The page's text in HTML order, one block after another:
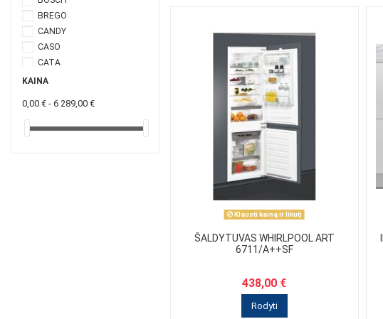
Klausti kainą ir likutį
ŠALDYTUVAS WHIRLPOOL ART
6711/A++SF
438,00 €
Rodyti
BREGO
CANDY
CASO
CATA
DE DIETRICH
ELECTROLUX
ELEYUS
KAINA
0,00 € - 6 289,00 €